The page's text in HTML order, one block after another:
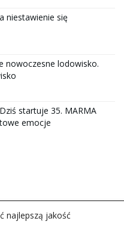
niestawienie się
nowoczesne lodowisko.
startuje 35. MARMA
emocje
najlepszą jakość